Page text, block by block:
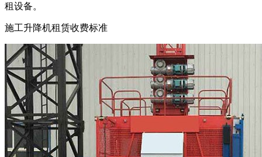
租设备。
施工升降机租赁收费标准